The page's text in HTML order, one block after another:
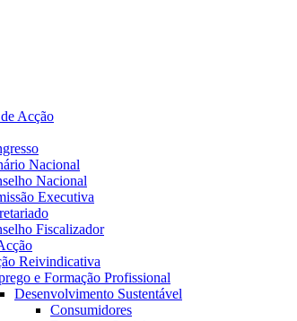
Acção
Nacional
Nacional
Executiva
Fiscalizador
Reivindicativa
e Formação Profissional
Desenvolvimento Sustentável
Consumidores